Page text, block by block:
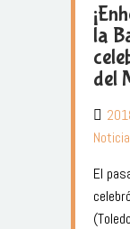
la
del
El